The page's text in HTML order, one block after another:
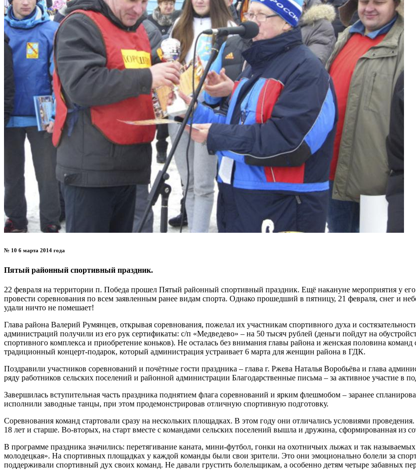
№ 10 6 марта 2014 года
Пятый районный спортивный праздник.
22 февраля на территории п. Победа прошел Пятый районный спортивный праздник. Ещё накануне мероприятия у его
провести соревнования по всем заявленным ранее видам спорта. Однако прошедший в пятницу, 21 февраля, снег и
удали ничто не помешает!
Глава района Валерий Румянцев, открывая соревнования, пожелал их участникам спортивного духа и
администраций получили из его рук сертификаты: с/п «Медведево» – на 50 тысяч рублей (деньги пойдут на
спортивного комплекса и приобретение коньков). Не осталась без внимания главы района и женская половина
традиционный концерт-подарок, который администрация устраивает 6 марта для женщин района в ГДК.
Поздравили участников соревнований и почётные гости праздника – глава г. Ржева Наталья Воробьёва и глава
ряду работников сельских поселений и районной администрации Благодарственные письма – за активное участие в
Завершилась вступительная часть праздника поднятием флага соревнований и ярким флешмобом – заранее
исполнили заводные танцы, при этом продемонстрировав отличную спортивную подготовку.
Соревнования команд стартовали сразу на нескольких площадках. В этом году они отличались условиями
18 лет и старше. Во-вторых, на старт вместе с командами сельских поселений вышла и дружина, сформированная из
В программе праздника значились: перетягивание каната, мини-футбол, гонки на охотничьих лыжах и так
молодецкая». На спортивных площадках у каждой команды были свои зрители. Это они эмоционально болели за
поддерживали спортивный дух своих команд. Не давали грустить болельщикам, а особенно детям четыре забавных